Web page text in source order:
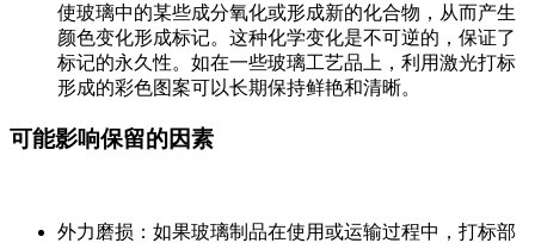
使玻璃中的某些成分氧化或形成新的化合物，从而产生
颜色变化形成标记。这种化学变化是不可逆的，保证了
标记的永久性。如在一些玻璃工艺品上，利用激光打标
形成的彩色图案可以长期保持鲜艳和清晰。
可能影响保留的因素
外力磨损 ：如果玻璃制品在使用或运输过程中，打标部